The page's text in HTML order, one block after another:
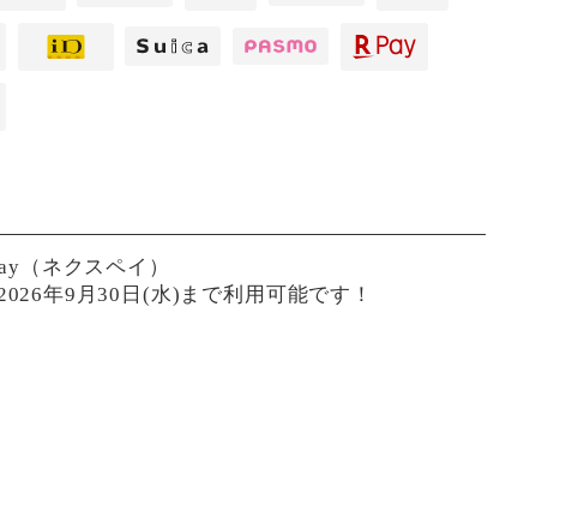
（ネクスペイ）
年9月30日(水)まで利用可能です！